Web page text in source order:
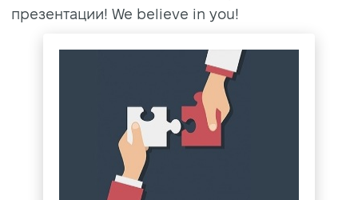
презентации! We believe in you!